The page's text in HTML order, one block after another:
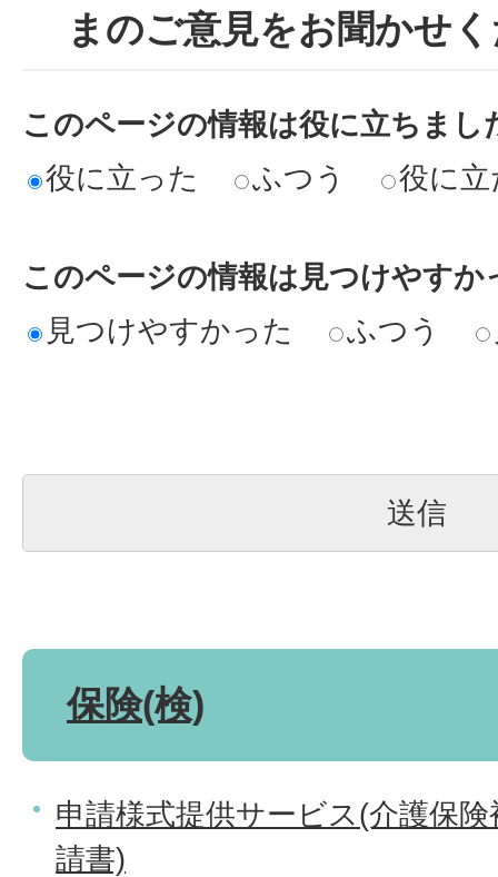
まのご意見をお聞かせ
このページの情報は役に立ちまし
役に立った
ふつう 役に
このページの情報は見つけやすか
見つけやすかった
ふつう
保険(検)
申請様式提供サービス(介護保
請書)